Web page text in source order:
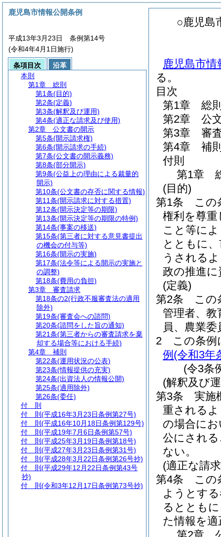
○鹿児島
鹿児島市情
る。
目次
第1章
総
第2章
公
第3章
審
第4章
補
付則
第1章
(目的)
第1条
この
権利を尊
こと等に
とともに
うされる
政の推進
(定義)
第2条
この
管理者、教
員、農業
2
この条例
例 (令和3年
(令3条
(解釈及び
第3条
実施
重される
の場合に
公にされ
ない。
(適正な請
第4条
この
ようとす
るととも
た情報を
鹿児島市情報公開条例
平成13年3月23日 条例第14号
(令和4年4月1日施行)
条項目次
沿革
本則
第1章
総則
第1条(目的)
第2条(定義)
第3条(解釈及び運用)
第4条(適正な請求及び使用)
第2章
公文書の開示
第5条(開示請求権)
第6条(開示請求の手続)
第7条(公文書の開示義務)
第8条(部分開示)
第9条(公益上の理由による裁量的
開示)
第10条(公文書の存否に関する情報)
第11条(開示請求に対する措置)
第12条(開示決定等の期限)
第13条(開示決定等の期限の特例)
第14条(事案の移送)
第15条(第三者に対する意見書提出
の機会の付与等)
第16条(開示の実施)
第17条(法令等による開示の実施と
の調整)
第18条(費用の負担)
第3章
審査請求
第18条の2(行政不服審査法の適用
除外)
第19条(審査会への諮問)
第20条(諮問をした旨の通知)
第21条(第三者からの審査請求を棄
却する場合等における手続)
第4章
補則
第22条(運用状況の公表)
第23条(情報提供の充実)
第24条(出資法人の情報公開)
第25条(適用除外)
第26条(委任)
付 則
付 則 (平成16年3月23日条例第27号)
付 則 (平成16年10月18日条例第129号)
付 則 (平成19年7月6日条例第57号)
付 則 (平成25年3月19日条例第18号)
付 則 (平成27年3月23日条例第31号)
付 則 (平成28年3月22日条例第26号抄)
付 則 (平成29年12月22日条例第43号
抄)
付 則 (令和3年12月17日条例第73号抄)